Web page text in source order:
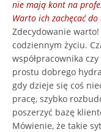
nie mają kont na
Warto ich zachęcać
Zdecydowanie
codziennym życiu.
współpracownika
prostu dobrego
gdy dzieje się coś
pracę, szybko
poszerzyć bazę
Mówienie, że takie